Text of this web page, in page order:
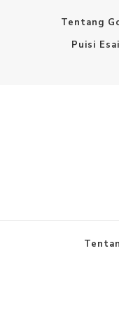
Tentang
Puisi